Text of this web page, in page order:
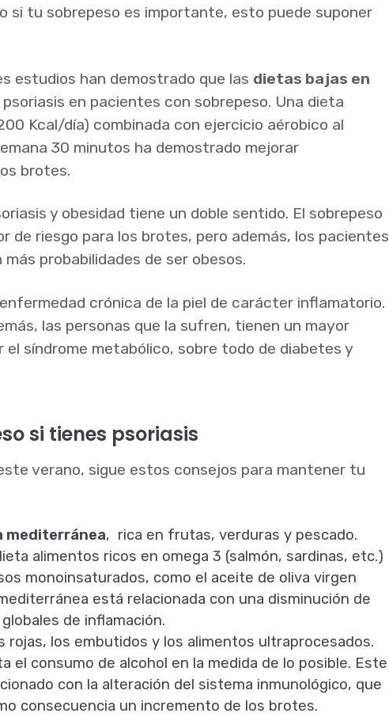
si tu sobrepeso es importante, esto puede suponer
estudios han demostrado que las dietas bajas en
psoriasis en pacientes con sobrepeso. Una dieta
Kcal/día) combinada con ejercicio aérobico al
30 minutos ha demostrado mejorar
brotes.
y obesidad tiene un doble sentido. El sobrepeso
riesgo para los brotes, pero además, los pacientes
probabilidades de ser obesos.
crónica de la piel de carácter inflamatorio.
las personas que la sufren, tienen un mayor
el síndrome metabólico, sobre todo de diabetes y
si tienes psoriasis
verano, sigue estos consejos para mantener tu
mediterránea, rica en frutas, verduras y pescado.
alimentos ricos en omega 3 (salmón, sardinas, etc.)
monoinsaturados, como el aceite de oliva virgen
está relacionada con una disminución de
de inflamación.
rojas, los embutidos y los alimentos ultraprocesados.
el consumo de alcohol en la medida de lo posible. Este
con la alteración del sistema inmunológico, que
consecuencia un incremento de los brotes.